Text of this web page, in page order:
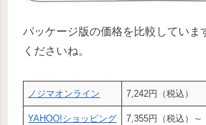
パッケージ版の価格を比較していま
くださいね。
ノジマオンライン 7,242円（税込）
YAHOO!ショッピング 7,355円（税込）～